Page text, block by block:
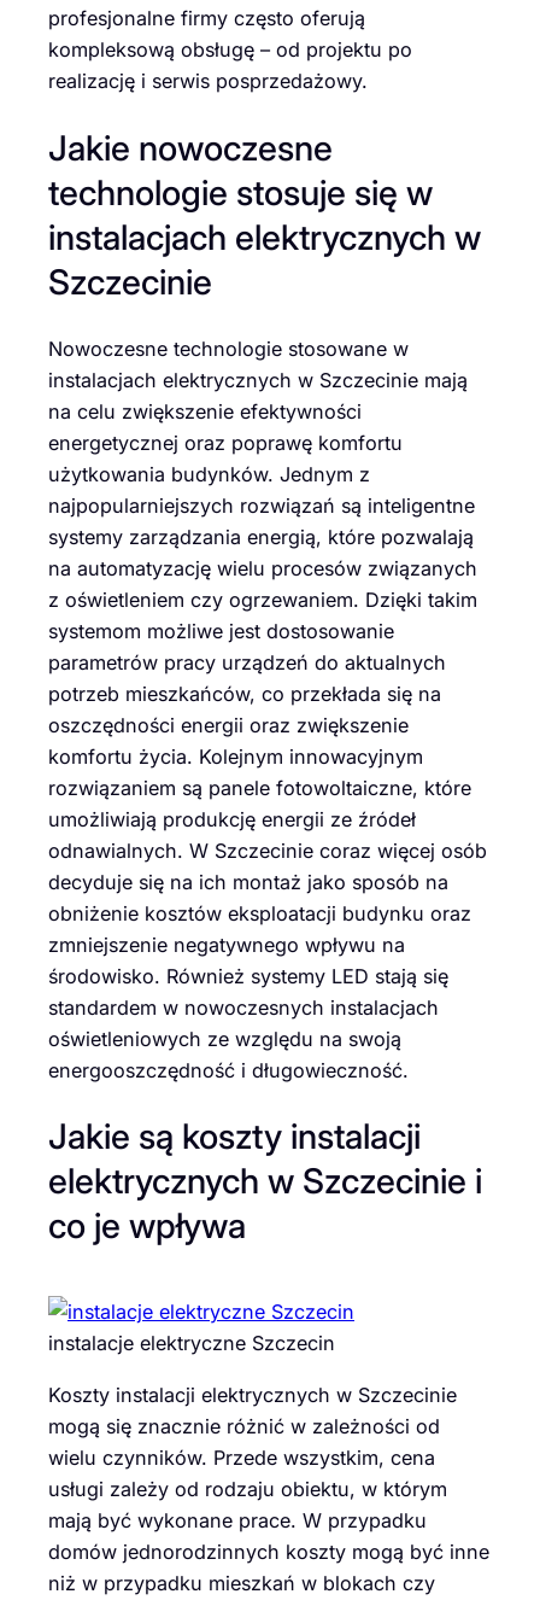
profesjonalne firmy często oferują
kompleksową obsługę – od projektu po
realizację i serwis posprzedażowy.
Jakie nowoczesne
technologie stosuje się w
instalacjach elektrycznych w
Szczecinie
Nowoczesne technologie stosowane w
instalacjach elektrycznych w Szczecinie mają
na celu zwiększenie efektywności
energetycznej oraz poprawę komfortu
użytkowania budynków. Jednym z
najpopularniejszych rozwiązań są inteligentne
systemy zarządzania energią, które pozwalają
na automatyzację wielu procesów związanych
z oświetleniem czy ogrzewaniem. Dzięki takim
systemom możliwe jest dostosowanie
parametrów pracy urządzeń do aktualnych
potrzeb mieszkańców, co przekłada się na
oszczędności energii oraz zwiększenie
komfortu życia. Kolejnym innowacyjnym
rozwiązaniem są panele fotowoltaiczne, które
umożliwiają produkcję energii ze źródeł
odnawialnych. W Szczecinie coraz więcej osób
decyduje się na ich montaż jako sposób na
obniżenie kosztów eksploatacji budynku oraz
zmniejszenie negatywnego wpływu na
środowisko. Również systemy LED stają się
standardem w nowoczesnych instalacjach
oświetleniowych ze względu na swoją
energooszczędność i długowieczność.
Jakie są koszty instalacji
elektrycznych w Szczecinie i
co je wpływa
instalacje elektryczne Szczecin
Koszty instalacji elektrycznych w Szczecinie
mogą się znacznie różnić w zależności od
wielu czynników. Przede wszystkim, cena
usługi zależy od rodzaju obiektu, w którym
mają być wykonane prace. W przypadku
domów jednorodzinnych koszty mogą być inne
niż w przypadku mieszkań w blokach czy